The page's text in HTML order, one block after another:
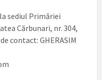
sediul Primăriei
Cărbunari, nr. 304,
contact: GHERASIM